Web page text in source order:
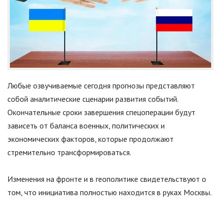
Любые озвучиваемые сегодня прогнозы представляют
собой аналитические сценарии развития событий.
Окончательные сроки завершения спецоперации будут
зависеть от баланса военных, политических и
экономических факторов, которые продолжают
стремительно трансформироваться.
Изменения на фронте и в геополитике свидетельствуют о
том, что инициатива полностью находится в руках Москвы.